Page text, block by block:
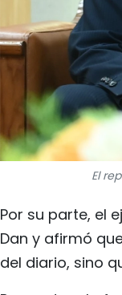
El
Por su parte, el
Dan y afirmó
del diario, sino